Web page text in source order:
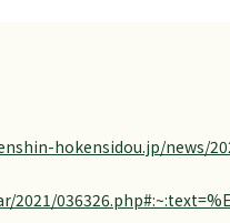
hokensidou.jp/news/
2021/